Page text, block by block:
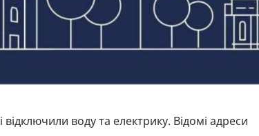
відключили воду та електрику. Відомі адреси